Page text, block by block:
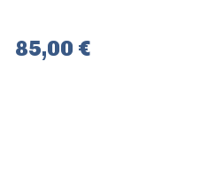
85,00 €